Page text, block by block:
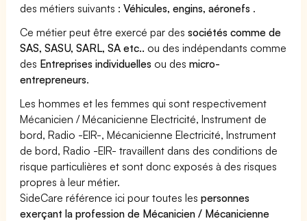
des métiers suivants :Véhicules, engins, aéronefs .
Ce métier peut être exercé par dessociétés comme de
SAS, SASU, SARL, SA etc.. ou des indépendants comme
des Entreprises individuelles ou desmicro-
entrepreneurs.
Les hommes et les femmes qui sont respectivement
Mécanicien / Mécanicienne Electricité, Instrument de
bord, Radio -EIR-, Mécanicienne Electricité, Instrument
de bord, Radio -EIR- travaillent dans des conditions de
risque particulières et sont donc exposés à des risques
propres à leur métier.
SideCare référence ici pour toutes lespersonnes
exerçant la profession de Mécanicien / Mécanicienne